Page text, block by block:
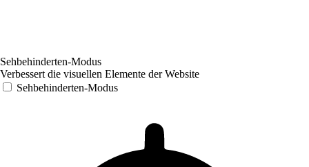
Sehbehinderten-Modus
Verbessert die visuellen Elemente der Website
Sehbehinderten-Modus